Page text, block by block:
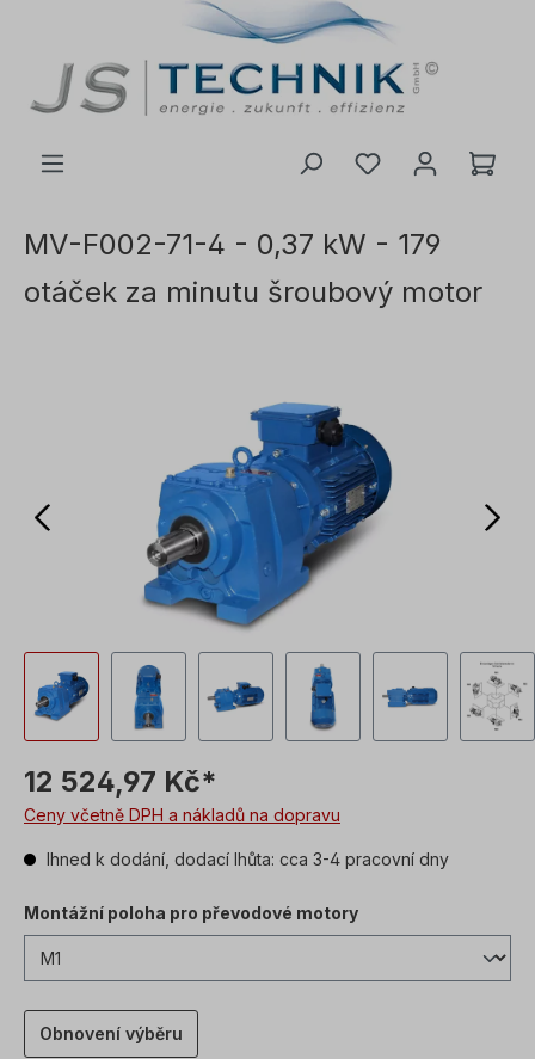
MV-F002-71-4 - 0,37 kW - 179
otáček za minutu šroubový motor
12 524,97 Kč*
Ceny včetně DPH a nákladů na dopravu
Ihned k dodání, dodací lhůta: cca 3-4 pracovní dny
Montážní poloha pro převodové motory
Obnovení výběru